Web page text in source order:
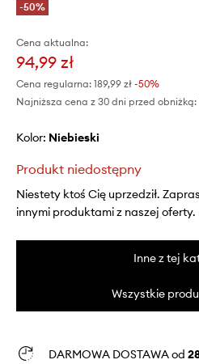
-50%
Cena aktualna:
94,99 zł
Cena regularna: 189,99 zł -50%
Najniższa cena z 30 dni przed obniżką:
Kolor: niebieski
Produkt niedostępny
Niestety ktoś Cię uprzedził.
innymi produktami z naszej oferty.
Inne z tej
Wszystkie
DARMOWA DOSTAWA od